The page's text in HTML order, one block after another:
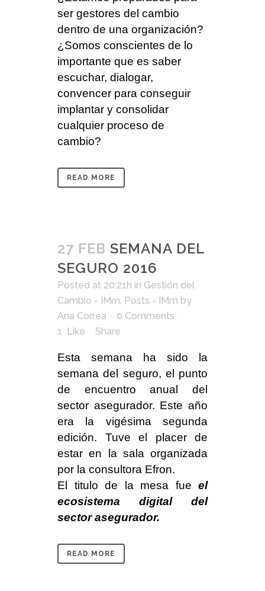
ser gestores del cambio
dentro de una organización?
¿Somos conscientes de lo
importante que es saber
escuchar, dialogar,
convencer para conseguir
implantar y consolidar
cualquier proceso de
cambio?
READ MORE
27 FEB SEMANA DEL
SEGURO 2016
Posted at 20:21h in Gestión del
Cambio - IMm, Posts - IMm by
Ana Correa
0 Comments
1 Like Share
Esta semana ha sido la
semana del seguro, el punto
de encuentro anual del
sector asegurador. Este año
era la vigésima segunda
edición. Tuve el placer de
estar en la sala organizada
por la consultora Efron.
El titulo de la mesa fue el
ecosistema digital del
sector asegurador.
READ MORE